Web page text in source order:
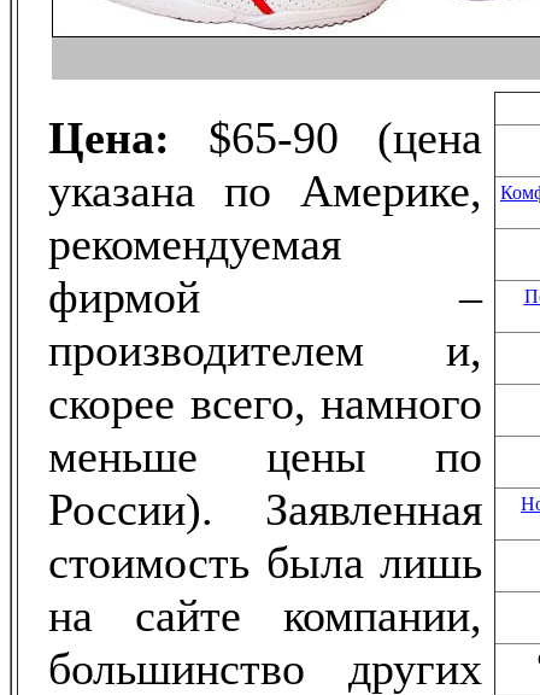
Цена: $65-90 (цена
указана по Америке,
рекомендуемая
фирмой –
производителем и,
скорее всего, намного
меньше цены по
России). Заявленная
стоимость была лишь
на сайте компании,
большинство других